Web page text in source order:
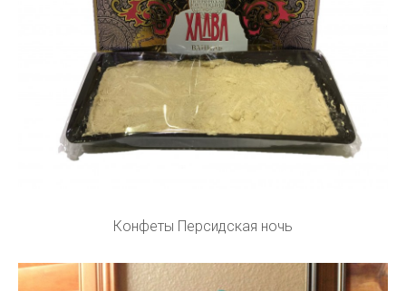
Конфеты Персидская ночь